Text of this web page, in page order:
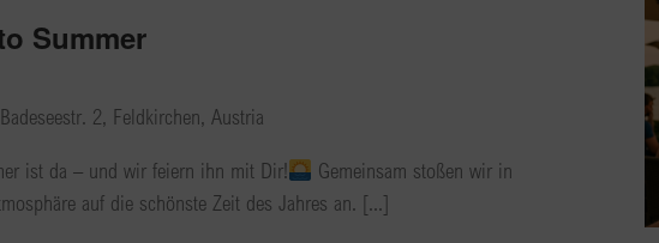
Summer
Badeseestr. 2, Feldkirchen, Austria
ist da – und wir feiern ihn mit Dir!
Gemeinsam stoßen wir in
auf die schönste Zeit des Jahres an. [...]